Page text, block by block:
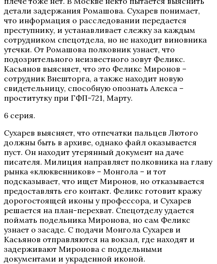
детали задержания Ромашова. Сухарев понимает,
что информация о расследовании передается
преступнику, и устанавливает слежку за каждым
сотрудником спецотдела, но не находит виновника
утечки. От Ромашова полковник узнает, что
подозрительного неизвестного зовут Феликс.
Касьянов выясняет, что это Феликс Миронов –
сотрудник Внешторга, а также находит новую
свидетельницу, способную опознать Алекса –
проститутку при ГФП-721, Марту.
6 серия.
Сухарев выясняет, что отпечатки пальцев Лютого
должны быть в архиве, однако файл оказывается
пуст. Он находит утерянный документ на даче
писателя. Милиция направляет полковника на главу
рынка «клюквенников» – Монгола – и тот
подсказывает, что ищет Миронов, но отказывается
предоставлять его контакт. Феликс готовит кражу
дорогостоящей иконы у профессора, и Сухарев
решается на план-перехват. Спецотделу удается
поймать подельника Миронова, но сам Феликс
узнает о засаде. С подачи Монгола Сухарев и
Касьянов отправляются на вокзал, где находят и
задерживают Миронова с поддельными
документами и украденной иконой.